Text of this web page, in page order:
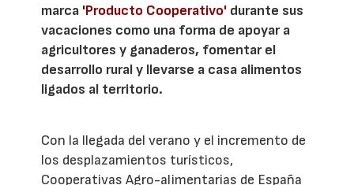
marca 'Producto Cooperativo' durante sus
vacaciones como una forma de apoyar a
agricultores y ganaderos, fomentar el
desarrollo rural y llevarse a casa alimentos
ligados al territorio.
Con la llegada del verano y el incremento de
los desplazamientos turísticos,
Cooperativas Agro-alimentarias de España